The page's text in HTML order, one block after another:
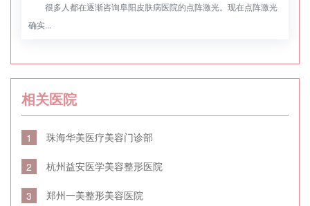
很多人都在逐渐咨询阜阳皮肤病医院的点阵激光。现在点阵激光
确实...
相关医院
1 珠海华美医疗美容门诊部
2 杭州益安医学美容整形医院
3 郑州一美整形美容医院